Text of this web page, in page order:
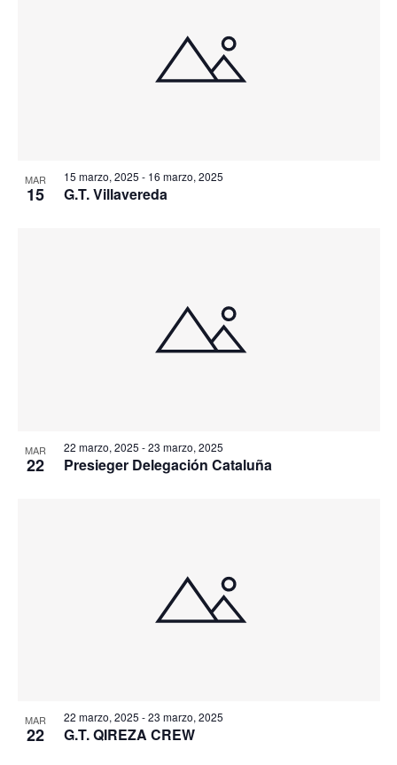
MAR
15
15 marzo, 2025 - 16 marzo, 2025
G.T. Villavereda
MAR
22
22 marzo, 2025 -23 marzo, 2025
Presieger Delegación Cataluña
MAR
22
22 marzo, 2025 -23 marzo, 2025
G.T. QIREZA CREW